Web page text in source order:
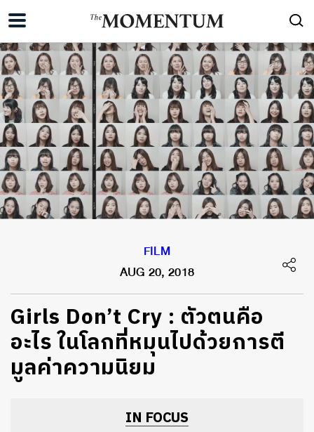
FILM
AUG 20, 2018
Girls Don’t Cry : ตัวตนคือ
อะไร ในโลกที่หมุนไปด้วยการตี
มูลค่าความนิยม
IN FOCUS